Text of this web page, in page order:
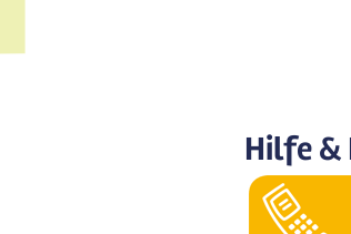
Hilfe &